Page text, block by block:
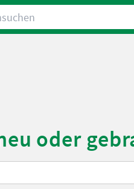
oder